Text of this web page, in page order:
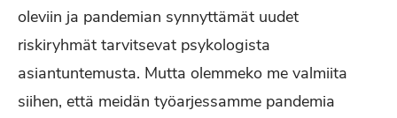
oleviin ja pandemian synnyttämät uudet
riskiryhmät tarvitsevat psykologista
asiantuntemusta. Mutta olemmeko me valmiita
siihen, että meidän työarjessamme pandemia